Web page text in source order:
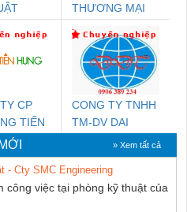
THƯƠNG MẠI
THUẬT ĐIỆN CƠ
GIA HƯNG
PHÁT
CP
TIẾN
CONG TY TNHH
TM-DV DAI
DONG THANH
» Xem tất cả
- Cty SMC Engineering
công việc tại phòng kỹ thuật của